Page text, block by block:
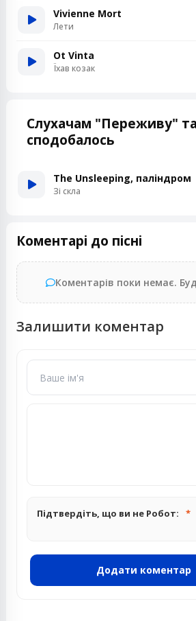
Vivienne Mort
Лети
Ot Vinta
Їхав козак
Слухачам "Переживу"
сподобалось
The Unsleeping, паліндром
Зі скла
Коментарі до пісні
Коментарів поки немає.
Залишити коментар
Підтвердіть, що ви не Робот:
Додати коментар